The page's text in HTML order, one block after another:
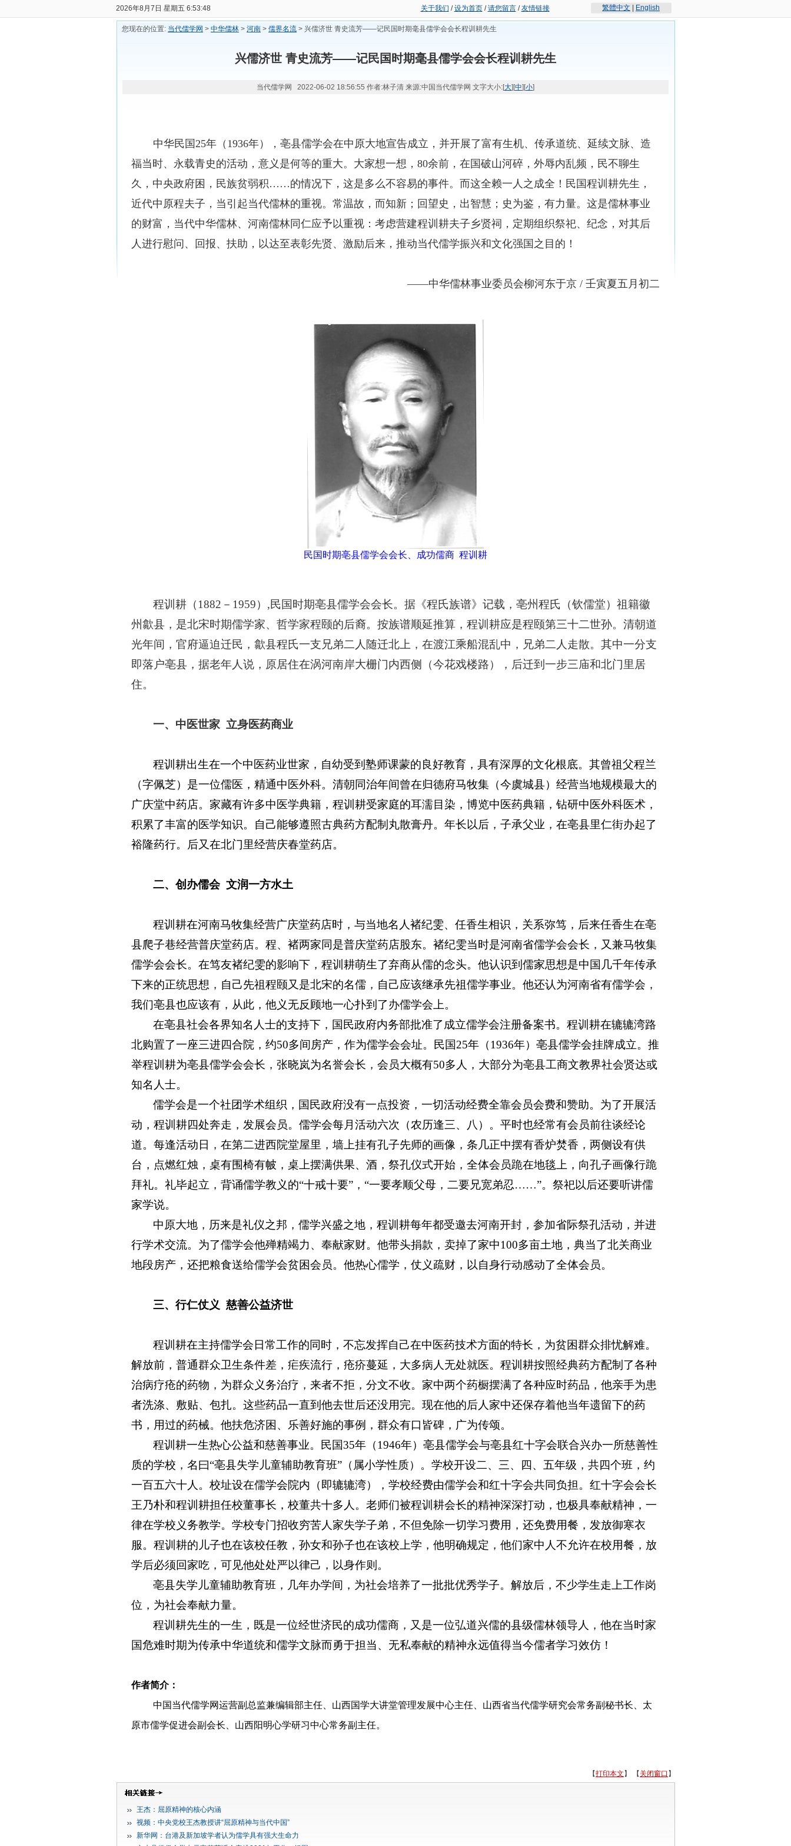
2026年8月7日 星期五 6:53:49 关于我们 /设为首页/请您留言/友情链接 繁體中文 English
您现在的位置: 当代儒学网 > 中华儒林 > 河南 > 儒界名流 > 兴儒济世 青史流芳——记民国时期毫县儒学会会长程训耕先生
兴儒济世 青史流芳——记民国时期毫县儒学会会长程训耕先生
当代儒学网 2022-06-02 18:56:55 作者:林子清 来源:中国当代儒学网 文字大小:[大][中][小]
中华民国25年（ 1936年），亳县儒学会在中原大地宣告成立，并开展了富有生机、传承道统、延续文脉、造
福当时、永载青史的活动，意义是何等的重大。大家想一想， 80余前，在国破山河碎，外辱内乱频，民不聊生
久，中央政府困，民族贫弱积……的情况下，这是多么不容易的事件。而这全赖一人之成全！民国程训耕先生，
近代中原程夫子，当引起当代儒林的重视。常温故，而知新；回望史，出智慧；史为鉴，有力量。这是儒林事业
的财富，当代中华儒林、河南儒林同仁应予以重视：考虑营建程训耕夫子乡贤祠，定期组织祭祀、纪念，对其后
人进行慰问、回报、扶助，以达至表彰先贤、激励后来，推动当代儒学振兴和文化强国之目的！
——中华儒林事业委员会柳河东于京 / 壬寅夏五月初二
民国时期亳县儒学会会长、成功儒商 程训耕
程训耕（1882 － 1959） ,民国时期亳县儒学会会长。据《程氏族谱》记载，亳州程氏（钦儒堂）祖籍徽
州歙县，是北宋时期儒学家、哲学家程颐的后裔。按族谱顺延推算，程训耕应是程颐第三十二世孙。清朝道
光年间，官府逼迫迁民，歙县程氏一支兄弟二人随迁北上，在渡江乘船混乱中，兄弟二人走散。其中一分支
即落户亳县，据老年人说，原居住在涡河南岸大栅门内西侧（今花戏楼路），后迁到一步三庙和北门里居
住。
一、中医世家 立身医药商业
程训耕出生在一个中医药业世家，自幼受到塾师课蒙的良好教育，具有深厚的文化根底。其曾祖父程兰
（字佩芝）是一位儒医，精通中医外科。清朝同治年间曾在归德府马牧集（今虞城县）经营当地规模最大的
广庆堂中药店。家藏有许多中医学典籍，程训耕受家庭的耳濡目染，博览中医药典籍，钻研中医外科医术，
积累了丰富的医学知识。自己能够遵照古典药方配制丸散膏丹。年长以后，子承父业，在亳县里仁街办起了
裕隆药行。后又在北门里经营庆春堂药店。
二、创办儒会 文润一方水土
程训耕在河南马牧集经营广庆堂药店时，与当地名人褚纪雯、任香生相识，关系弥笃，后来任香生在亳
县爬子巷经营普庆堂药店。程、褚两家同是普庆堂药店股东。褚纪雯当时是河南省儒学会会长，又兼马牧集
儒学会会长。在笃友褚纪雯的影响下，程训耕萌生了弃商从儒的念头。他认识到儒家思想是中国几千年传承
下来的正统思想，自己先祖程颐又是北宋的名儒，自己应该继承先祖儒学事业。他还认为河南省有儒学会，
我们亳县也应该有，从此，他义无反顾地一心扑到了办儒学会上。
在亳县社会各界知名人士的支持下，国民政府内务部批准了成立儒学会注册备案书。程训耕在辘辘湾路
北购置了一座三进四合院，约50多间房产，作为儒学会会址。民国25年（1936年）亳县儒学会挂牌成立。推
举程训耕为亳县儒学会会长，张晓岚为名誉会长，会员大概有50多人，大部分为亳县工商文教界社会贤达或
知名人士。
儒学会是一个社团学术组织，国民政府没有一点投资，一切活动经费全靠会员会费和赞助。为了开展活
动，程训耕四处奔走，发展会员。儒学会每月活动六次（农历逢三、八）。平时也经常有会员前往谈经论
道。每逢活动日，在第二进西院堂屋里，墙上挂有孔子先师的画像，条几正中摆有香炉焚香，两侧设有供
台，点燃红烛，桌有围椅有帔，桌上摆满供果、酒，祭孔仪式开始，全体会员跪在地毯上，向孔子画像行跪
拜礼。礼毕起立，背诵儒学教义的“十戒十要”，“一要孝顺父母，二要兄宽弟忍……”。祭祀以后还要听讲儒
家学说。
中原大地，历来是礼仪之邦，儒学兴盛之地，程训耕每年都受邀去河南开封，参加省际祭孔活动，并进
行学术交流。为了儒学会他殚精竭力、奉献家财。他带头捐款，卖掉了家中100多亩土地，典当了北关商业
地段房产，还把粮食送给儒学会贫困会员。他热心儒学，仗义疏财，以自身行动感动了全体会员。
三、行仁仗义 慈善公益济世
程训耕在主持儒学会日常工作的同时，不忘发挥自己在中医药技术方面的特长，为贫困群众排忧解难。
解放前，普通群众卫生条件差，疟疾流行，疮疥蔓延，大多病人无处就医。程训耕按照经典药方配制了各种
治病疗疮的药物，为群众义务治疗，来者不拒，分文不收。家中两个药橱摆满了各种应时药品，他亲手为患
者洗涤、敷贴、包扎。这些药品一直到他去世后还没用完。现在他的后人家中还保存着他当年遗留下的药
书，用过的药械。他扶危济困、乐善好施的事例，群众有口皆碑，广为传颂。
程训耕一生热心公益和慈善事业。民国35年（1946年）亳县儒学会与亳县红十字会联合兴办一所慈善性
质的学校，名曰“亳县失学儿童辅助教育班”（属小学性质）。学校开设二、三、四、五年级，共四个班，约
一百五六十人。校址设在儒学会院内（即辘辘湾），学校经费由儒学会和红十字会共同负担。红十字会会长
王乃朴和程训耕担任校董事长，校董共十多人。老师们被程训耕会长的精神深深打动，也极具奉献精神，一
律在学校义务教学。学校专门招收穷苦人家失学子弟，不但免除一切学习费用，还免费用餐，发放御寒衣
服。程训耕的儿子也在该校任教，孙女和孙子也在该校上学，他明确规定，他们家中人不允许在校用餐，放
学后必须回家吃，可见他处处严以律己，以身作则。
亳县失学儿童辅助教育班，几年办学间，为社会培养了一批批优秀学子。解放后，不少学生走上工作岗
位，为社会奉献力量。
程训耕先生的一生，既是一位经世济民的成功儒商，又是一位弘道兴儒的县级儒林领导人，他在当时家
国危难时期为传承中华道统和儒学文脉而勇于担当、无私奉献的精神永远值得当今儒者学习效仿！
作者简介：
中国当代儒学网运营副总监兼编辑部主任、山西国学大讲堂管理发展中心主任、山西省当代儒学研究会常务副秘书长、太
原市儒学促进会副会长、山西阳明心学研习中心常务副主任。
【打印本文 】 【 关闭窗口 】
王杰：屈原精神的核心内涵
视频：中央党校王杰教授讲“屈原精神与当代中国”
新华网：台港及新加坡学者认为儒学具有强大生命力